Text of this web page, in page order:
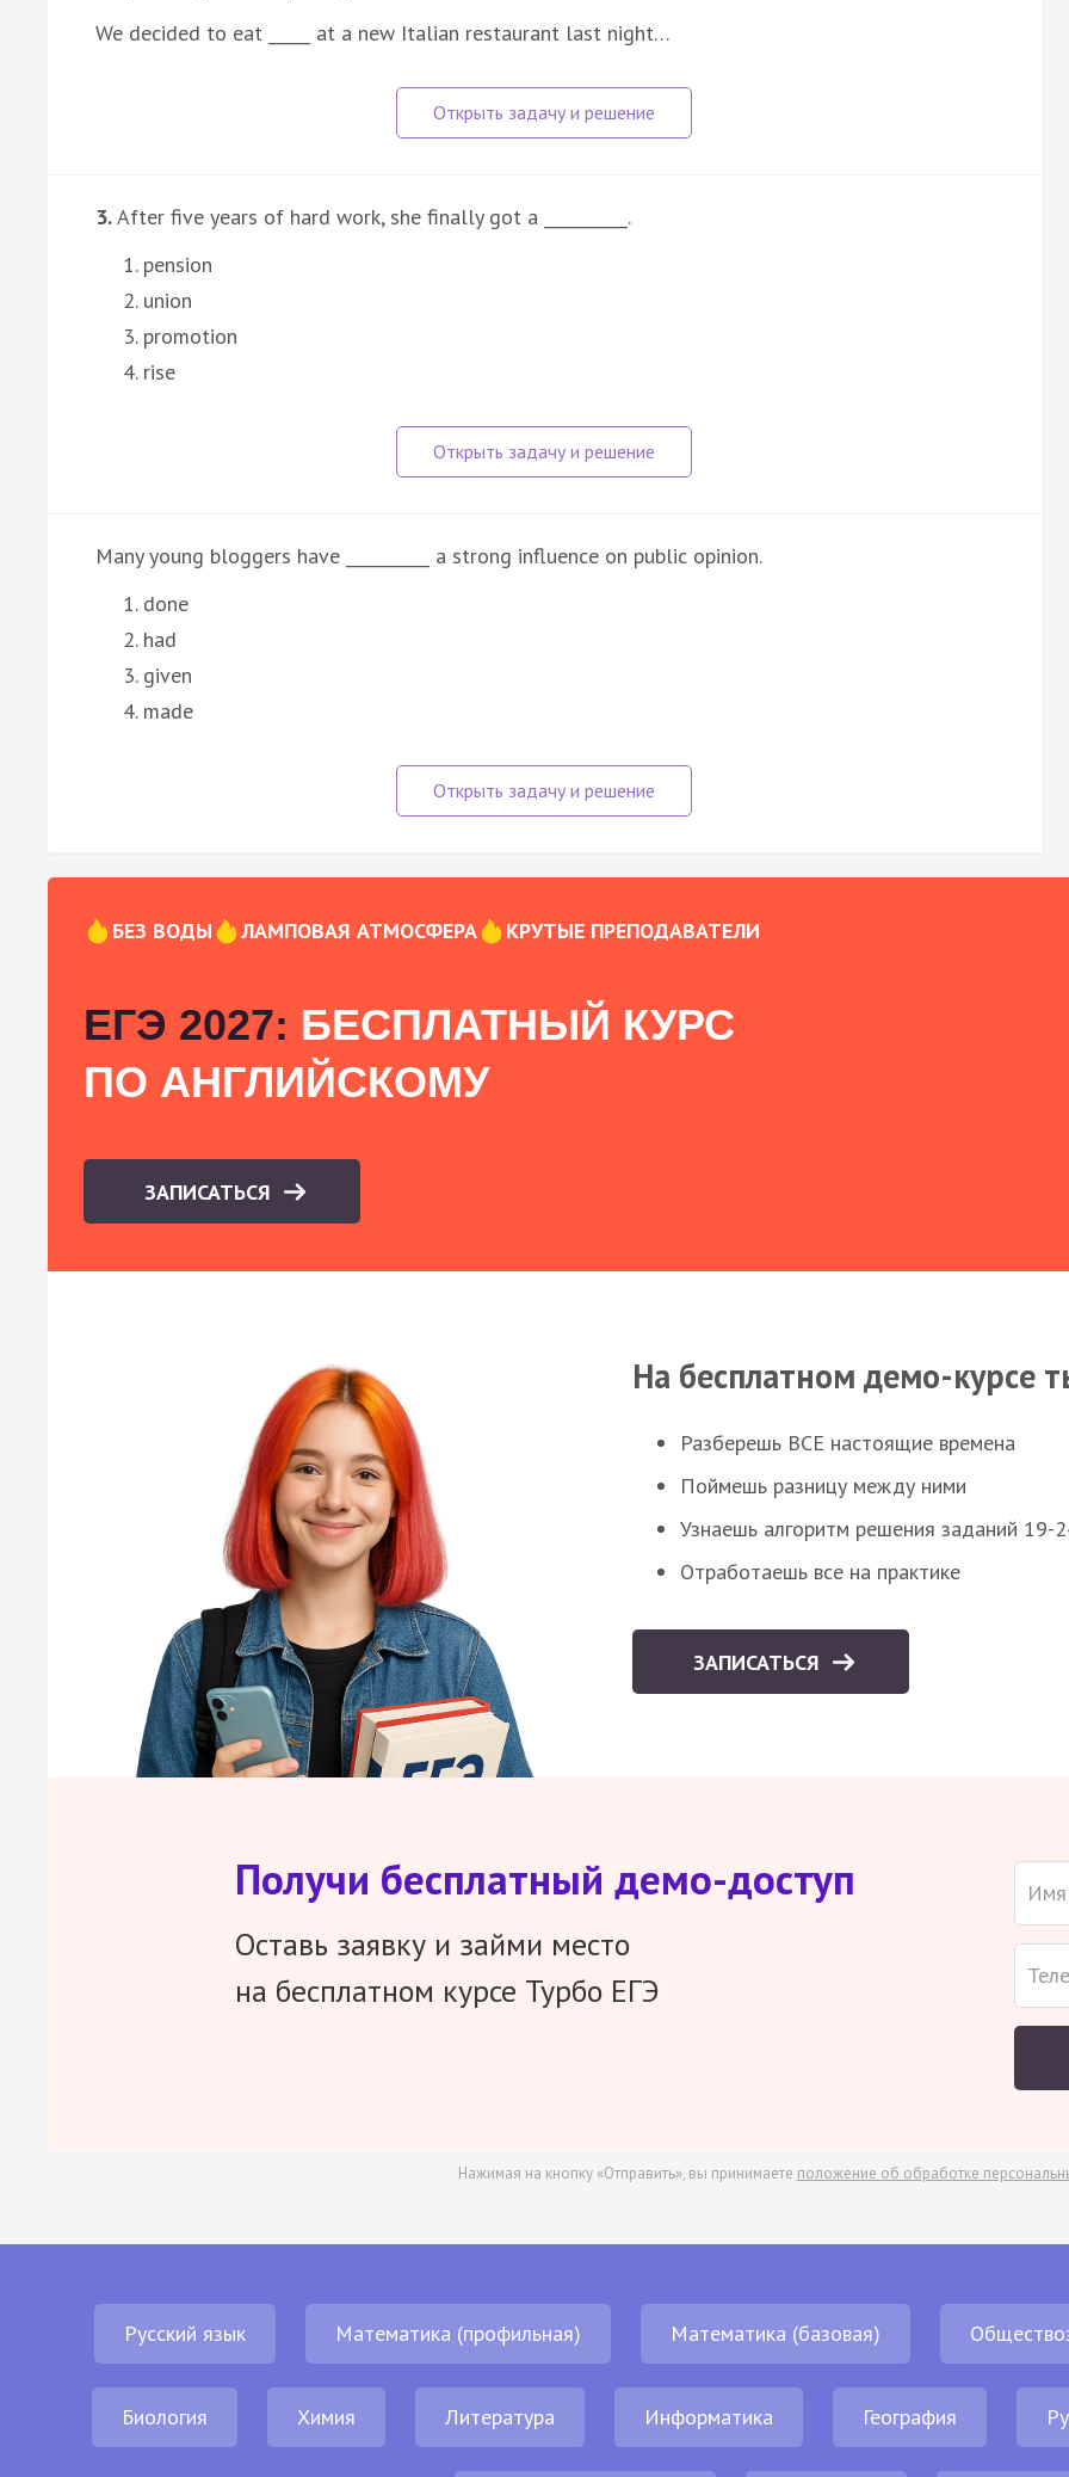
We decided to eat _____ at a new Italian restaurant last night…
3.After five years of hard work, she finally got a __________.
pension
union
promotion
rise
Many young bloggers have __________ a strong influence on public opinion.
done
had
given
made
БЕЗ ВОДЫ ЛАМПОВАЯ АТМОСФЕРА КРУТЫЕ ПРЕПОДАВАТЕЛИ
ЕГЭ 2027: БЕСПЛАТНЫЙ КУРС
ПО АНГЛИЙСКОМУ
ЗАПИСАТЬСЯ
На бесплатном демо-курсе
Разберешь ВСЕ настоящие времена
Поймешь разницу между ними
Узнаешь алгоритм решения заданий 19-
Отработаешь все на практике
ЗАПИСАТЬСЯ
Получи бесплатный демо-доступ
Оставь заявку и займи место
на бесплатном курсе Турбо ЕГЭ
Нажимая на кнопку «Отправить», вы принимаете положение об обработке
Русский язык Математика (профильная) Математика (базовая)
Биология Химия Литература Информатика География